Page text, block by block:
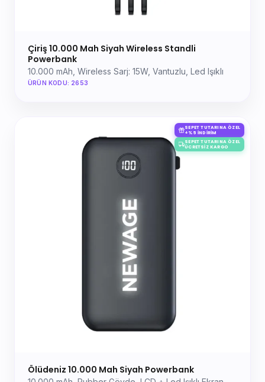
Çiriş 10.000 Mah Siyah Wireless Standli
Powerbank
10.000 mAh, Wireless Sarj: 15W, Vantuzlu, Led Işıklı
ÜRÜN KODU: 2653
SEPET TUTARINA ÖZEL
+%5 İNDIRIM
SEPET TUTARINA ÖZEL
ÜCRETSIZ KARGO
Ölüdeniz 10.000 Mah Siyah Powerbank